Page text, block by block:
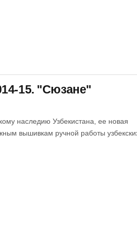
15. "Сюзане"
наследию Узбекистана, ее новая
вышивкам ручной работы